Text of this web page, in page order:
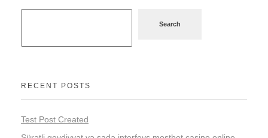
Search
RECENT POSTS
Test Post Created